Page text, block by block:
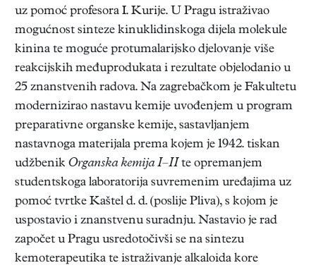
uz pomoć profesora I. Kurije. U Pragu istraživao
mogućnost sinteze kinuklidinskoga dijela molekule
kinina te moguće protumalarijsko djelovanje više
reakcijskih međuprodukata i rezultate objelodanio u
25 znanstvenih radova. Na zagrebačkom je Fakultetu
modernizirao nastavu kemije uvođenjem u program
preparativne organske kemije, sastavljanjem
nastavnoga materijala prema kojem je 1942. tiskan
udžbenik Organska kemija I–II te opremanjem
studentskoga laboratorija suvremenim uređajima uz
pomoć tvrtke Kaštel d. d. (poslije Pliva), s kojom je
uspostavio i znanstvenu suradnju. Nastavio je rad
započet u Pragu usredotočivši se na sintezu
kemoterapeutika te istraživanje alkaloida kore